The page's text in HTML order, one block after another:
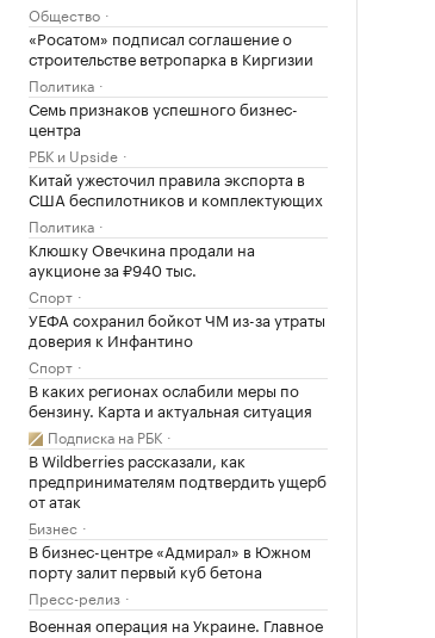
Общество
«Росатом» подписал соглашение о
строительстве ветропарка в Киргизии
Политика
Семь признаков успешного бизнес-
центра
РБК и Upside
Китай ужесточил правила экспорта в
США беспилотников и комплектующих
Политика
Клюшку Овечкина продали на
аукционе за ₽940 тыс.
Спорт
УЕФА сохранил бойкот ЧМ из-за утраты
доверия к Инфантино
Спорт
В каких регионах ослабили меры по
бензину. Карта и актуальная ситуация
Подписка на РБК
В Wildberries рассказали, как
предпринимателям подтвердить ущерб
от атак
Бизнес
В бизнес-центре «Адмирал» в Южном
порту залит первый куб бетона
Пресс-релиз
Военная операция на Украине. Главное